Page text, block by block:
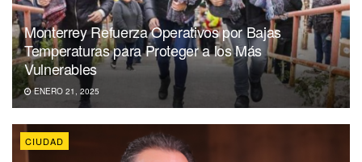
Monterrey Refuerza Operativos por Bajas
Temperaturas para Proteger a los Más
Vulnerables
ENERO 21, 2025
CIUDAD